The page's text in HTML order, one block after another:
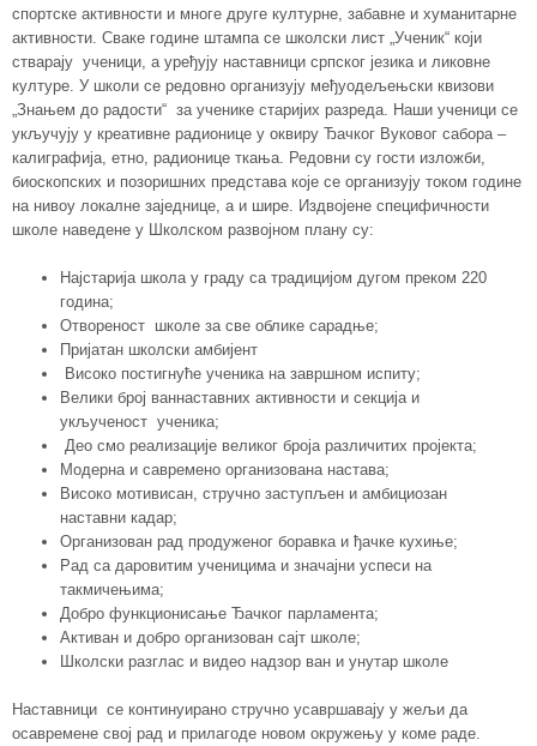
спортске активности и многе друге културне, забавне и хуманитарне
активности. Сваке године штампа се школски лист „Ученик“ који
стварају ученици, а уређују наставници српског језика и ликовне
културе. У школи се редовно организују међуодељењски квизови
„Знањем до радости“ за ученике старијих разреда. Наши ученици се
укључују у креативне радионице у оквиру Ђачког Вуковог сабора –
калиграфија, етно, радионице ткања. Редовни су гости изложби,
биоскопских и позоришних представа које се организују током године
на нивоу локалне заједнице, а и шире. Издвојене специфичности
школе наведене у Школском развојном плану су:
Најстарија школа у граду са традицијом дугом преком 220
година;
Отвореност школе за све облике сарадње;
Пријатан школски амбијент
Високо постигнуће ученика на завршном испиту;
Велики број ваннаставних активности и секција и
укљученост ученика;
Део смо реализације великог броја различитих пројекта;
Модерна и савремено организована настава;
Високо мотивисан, стручно заступљен и амбициозан
наставни кадар;
Организован рад продуженог боравка и ђачке кухиње;
Рад са даровитим ученицима и значајни успеси на
такмичењима;
Добро функционисање Ђачког парламента;
Активан и добро организован сајт школе;
Школски разглас и видео надзор ван и унутар школе
Наставници се континуирано стручно усавршавају у жељи да
осавремене свој рад и прилагоде новом окружењу у коме раде.